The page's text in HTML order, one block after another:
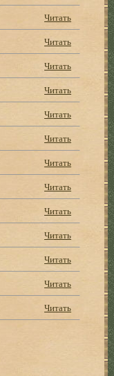
Читать
Читать
Читать
Читать
Читать
Читать
Читать
Читать
Читать
Читать
Читать
Читать
Читать